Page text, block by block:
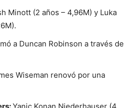
Minott (2 años – 4,96M) y Luka
a Duncan Robinson a través de
Wiseman renovó por una